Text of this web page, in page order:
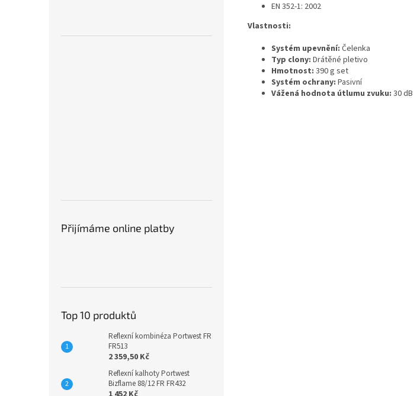
Přijímáme online platby
Top 10 produktů
Reflexní kombinéza Portwest FR
FR513
2 359,50 Kč
Reflexní kalhoty Portwest
Bizflame 88/12 FR FR432
EN 352-1: 2002
Vlastnosti:
Systém upevnění: Čelenka
Typ clony: Drátěné pletivo
Hmotnost: 390 g set
Systém ochrany: Pasivní
Vážená hodnota útlumu zvuku: 30 dB